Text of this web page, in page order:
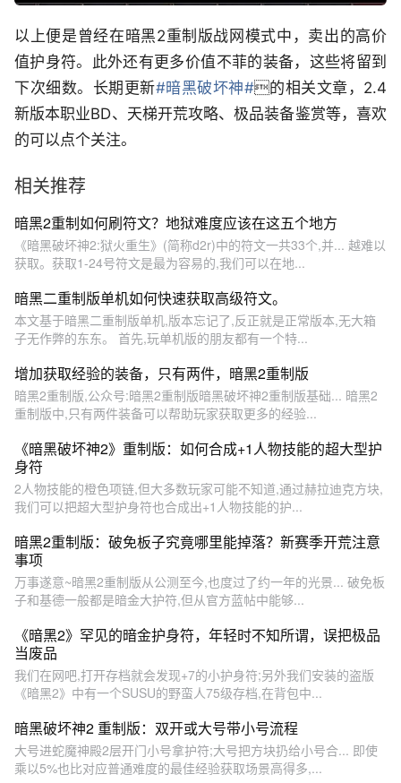
以上便是曾经在暗黑2重制版战网模式中，卖出的高价
值护身符。此外还有更多价值不菲的装备，这些将留到
下次细数。长期更新#暗黑破坏神#的相关文章，2.4
新版本职业BD、天梯开荒攻略、极品装备鉴赏等，喜欢
的可以点个关注。
相关推荐
暗黑2重制如何刷符文？地狱难度应该在这五个地方
《暗黑破坏神2:狱火重生》(简称d2r)中的符文一共33个,并... 越难以
获取。获取1-24号符文是最为容易的,我们可以在地...
暗黑二重制版单机如何快速获取高级符文。
本文基于暗黑二重制版单机,版本忘记了,反正就是正常版本,无大箱
子无作弊的东东。 首先,玩单机版的朋友都有一个特...
增加获取经验的装备，只有两件，暗黑2重制版
暗黑2重制版,公众号:暗黑2重制版暗黑破坏神2重制版基础... 暗黑2
重制版中,只有两件装备可以帮助玩家获取更多的经验...
《暗黑破坏神2》重制版：如何合成+1人物技能的超大型护
身符
2人物技能的橙色项链,但大多数玩家可能不知道,通过赫拉迪克方块,
我们可以把超大型护身符也合成出+1人物技能的护...
暗黑2重制版：破免板子究竟哪里能掉落？新赛季开荒注意
事项
万事遂意~暗黑2重制版从公测至今,也度过了约一年的光景... 破免板
子和基德一般都是暗金大护符,但从官方蓝帖中能够...
《暗黑2》罕见的暗金护身符，年轻时不知所谓，误把极品
当废品
我们在网吧,打开存档就会发现+7的小护身符;另外我们安装的盗版
《暗黑2》中有一个SUSU的野蛮人75级存档,在背包中...
暗黑破坏神2 重制版：双开或大号带小号流程
大号进蛇魔神殿2层开门小号拿护符;大号把方块扔给小号合... 即使
乘以5%也比对应普通难度的最佳经验获取场景高得多,...